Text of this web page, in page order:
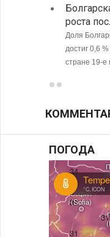
роста
Доля
достиг 0,6
стране 19-
ПОГОДА